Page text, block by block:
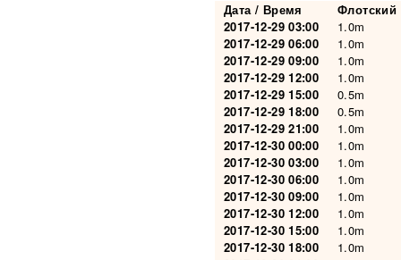
Дата / Время
2017-12-29 03:00
2017-12-29 06:00
2017-12-29 09:00
2017-12-29 12:00
2017-12-29 15:00
2017-12-29 18:00
2017-12-29 21:00
2017-12-30 00:00
2017-12-30 03:00
2017-12-30 06:00
2017-12-30 09:00
2017-12-30 12:00
2017-12-30 15:00
2017-12-30 18:00
Флотский
1.0m
1.0m
1.0m
1.0m
0.5m
0.5m
1.0m
1.0m
1.0m
1.0m
1.0m
1.0m
1.0m
1.0m